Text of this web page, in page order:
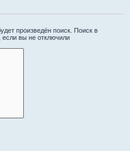
произведён поиск. Поиск в
если вы не отключили